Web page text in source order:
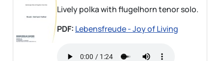
Lively polka with flugelhorn tenor solo.
PDF: Lebensfreude - Joy of Living